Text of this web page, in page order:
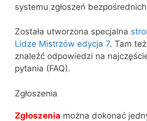
systemu zgłoszeń
Została utworzona specjalna
Lidze Mistrzów edycja 7. Tam
znaleźć odpowiedzi na
pytania (FAQ).
Zgłoszenia
Zgłoszenia można dokonać